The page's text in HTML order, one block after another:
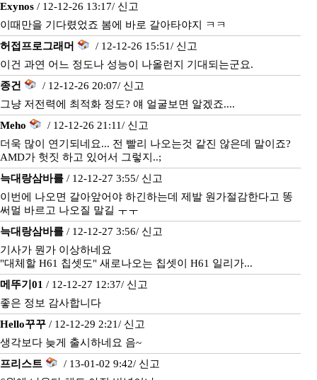
Exynos / 12-12-26 13:17/ 신고
이때만을 기다렸었죠 봄에 바로 갈아타야지 ㅋㅋ
허접프로그래머
/ 12-12-26 15:51/ 신고
이건 과연 어느 정도나 성능이 나올런지 기대되는군요.
종건
/ 12-12-26 20:07/ 신고
그냥 저전력에 최적화 정도? 얘 얼굴보면 알겠죠....
Meho
/ 12-12-26 21:11/ 신고
더욱 많이 연기되네요... 전 빨리 나오는것 같진 않은데 말이죠?
AMD가 헛짓 하고 있어서 그렇지..;
늑대랑삼바를 / 12-12-27 3:55/ 신고
이번에 나오면 갈아앞어야 하긴하는데 제발 원가절감한다고 똥
써멀 바르고 나오질 말길 ㅜㅜ
늑대랑삼바를 / 12-12-27 3:56/ 신고
기사가 뭔가 이상하네요
"대체할 H61 칩셋도" 새로나오는 칩셋이 H61 일리가...
메뚜기01 / 12-12-27 12:37/ 신고
좋은 정보 감사합니다
Hello꾸꾸 / 12-12-29 2:21/ 신고
생각보다 늦게 출시하네요 음~
프리스트
/ 13-01-02 9:42/ 신고